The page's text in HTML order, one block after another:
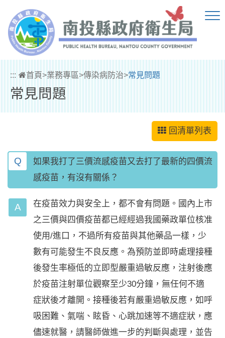
::: 首頁>業務專區>傳染病防治>常見問題
常見問題
回清單列表
Q
如果我打了三價流感疫苗又去打了最新的四價流
感疫苗，有沒有關係？
在疫苗效力與安全上，都不會有問題。國內上市
之三價與四價疫苗都已經經過我國藥政單位核准
使用/進口，不過所有疫苗與其他藥品一樣，少
數有可能發生不良反應。為預防並即時處理接種
後發生率極低的立即型嚴重過敏反應，注射後應
於疫苗注射單位觀察至少30分鐘，無任何不適
症狀後才離開。接種後若有嚴重過敏反應，如呼
吸困難、氣喘、眩昏、心跳加速等不適症狀，應
儘速就醫，請醫師做進一步的判斷與處理，並告